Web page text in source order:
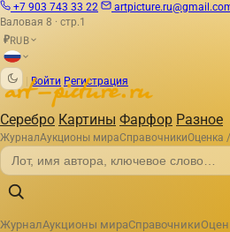
+7 903 743 33 22
Валовая 8 · стр.1
₽RUB
Войти Регистрация
Серебро Картины Фарфор Разное
ЖурналАукционы мираСправочникиОценка
ЖурналАукционы мираСправочники